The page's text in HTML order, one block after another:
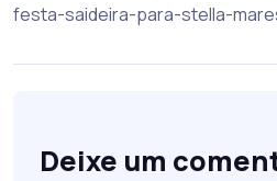
festa-saideira-para-stella-
Deixe um